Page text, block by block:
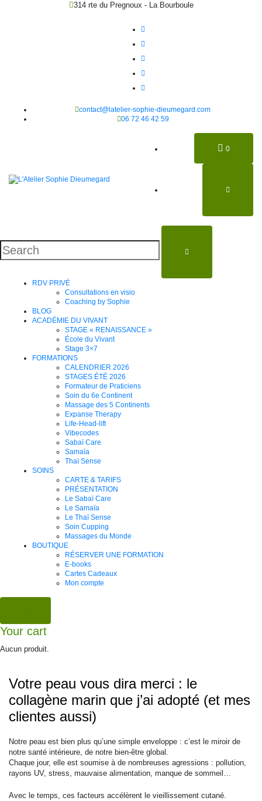
314 rte du Pregnoux - La Bourboule
contact@latelier-sophie-dieumegard.com
06 72 46 42 59
0
RDV PRIVÉ
Consultations en visio
Coaching by Sophie
BLOG
ACADÉMIE DU VIVANT
STAGE « RENAISSANCE »
École du Vivant
Stage 3×7
FORMATIONS
CALENDRIER 2026
STAGES ÉTÉ 2026
Formateur de Praticiens
Soin du 6e Continent
Massage des 5 Continents
Expanse Therapy
Life-Head-lift
Vibecodes
Sabaï Care
Samaïa
Thaï Sense
SOINS
CARTE & TARIFS
PRÉSENTATION
Le Sabaï Care
Le Samaïa
Le Thaï Sense
Soin Cupping
Massages du Monde
BOUTIQUE
RÉSERVER UNE FORMATION
E-books
Cartes Cadeaux
Mon compte
Your cart
Aucun produit.
Votre peau vous dira merci : le
collagène marin que j’ai adopté (et mes
clientes aussi)
Notre peau est bien plus qu’une simple enveloppe : c’est le miroir de
notre santé intérieure, de notre bien-être global.
Chaque jour, elle est soumise à de nombreuses agressions : pollution,
rayons UV, stress, mauvaise alimentation, manque de sommeil…
Avec le temps, ces facteurs accélèrent le vieillissement cutané.